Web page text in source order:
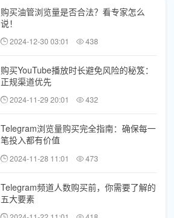
购买油管浏览量是否合法？看专家怎么
说！
2024-12-30 03:01 438
购买YouTube播放时长避免风险的秘笈：
正规渠道优先
2024-11-29 20:01 432
Telegram浏览量购买完全指南：确保每一
笔投入都有价值
2024-11-28 11:01 473
Telegram频道人数购买前，你需要了解的
五大要素